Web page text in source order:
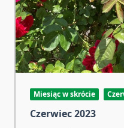
Miesiąc w skrócie
Czerwiec 2023